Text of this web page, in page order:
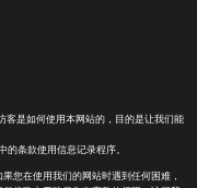
客是如何使用本网站的，目的是让我们能
的条款使用信息记录程序。
您在使用我们的网站时遇到任何困难，